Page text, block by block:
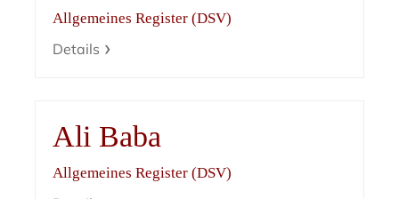
Allgemeines Register (DSV)
Details
Ali Baba
Allgemeines Register (DSV)